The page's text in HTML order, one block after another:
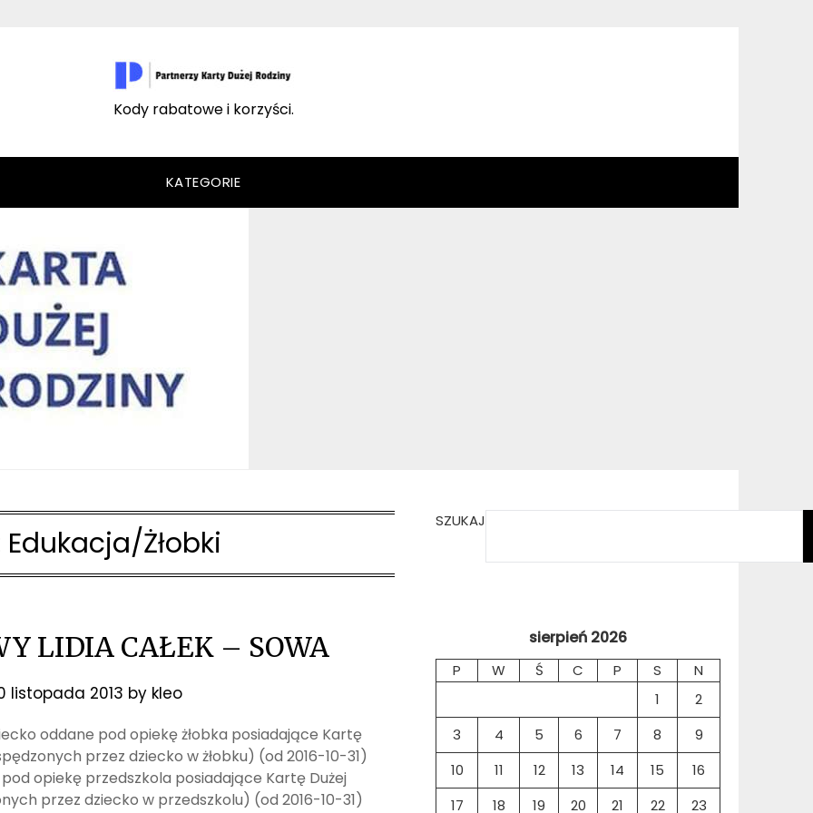
Kody rabatowe i korzyści.
KATEGORIE
Edukacja/Żłobki
LIDIA CAŁEK – SOWA
listopada 2013 by kleo
oddane pod opiekę żłobka posiadające Kartę
przez dziecko w żłobku) (od 2016-10-31)
opiekę przedszkola posiadające Kartę Dużej
przez dziecko w przedszkolu) (od 2016-10-31)
SZUKAJ
sierpień 2026
P W Ś C P S
N
1
2
3
4 5 6 7 8
9
10
11 12 13 14 15
16
17
18 19 20 21 22
23